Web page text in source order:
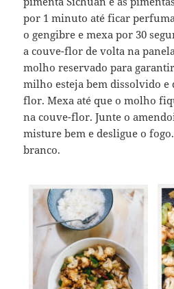
por 1 minuto até ficar
o gengibre e mexa por 30
a couve-flor de volta na
molho reservado para
milho esteja bem dissolvido e
flor. Mexa até que o molho
na couve-flor. Junte o
misture bem e desligue o
branco.